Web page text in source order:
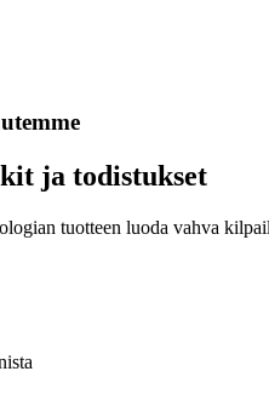
ja todistukset
tuotteen luoda vahva